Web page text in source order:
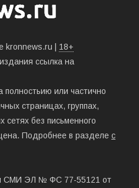
kronnews.ru | 18+
ссылка на
полностьию или частично
страницах, группах,
сетях без письменного
Подробнее в разделе с
СМИ ЭЛ № ФС 77-55121 от